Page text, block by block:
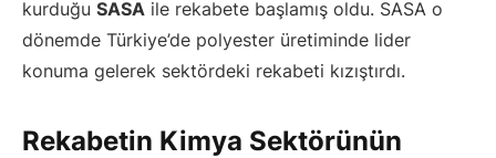
kurduğu SASA ile rekabete başlamış oldu. SASA o
dönemde Türkiye’de polyester üretiminde lider
konuma gelerek sektördeki rekabeti kızıştırdı.
Rekabetin Kimya Sektörünün